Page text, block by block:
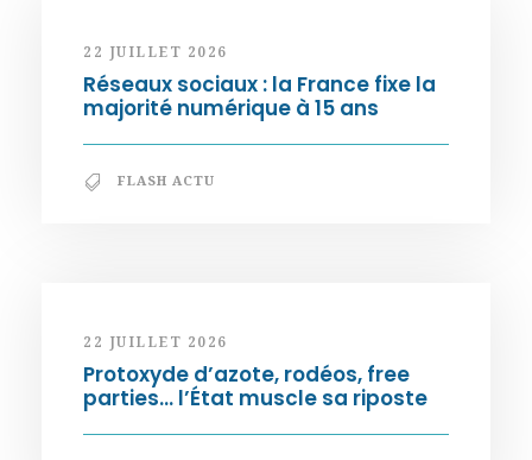
22 JUILLET 2026
Réseaux sociaux : la France fixe la
majorité numérique à 15 ans
FLASH ACTU
22 JUILLET 2026
Protoxyde d’azote, rodéos, free
parties… l’État muscle sa riposte